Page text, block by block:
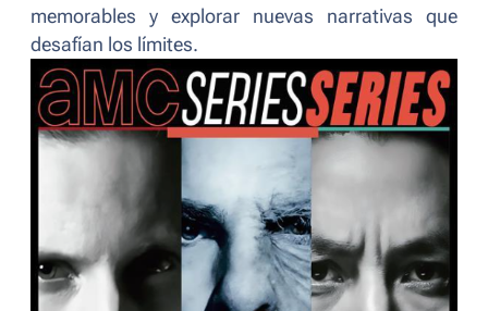
memorables y explorar nuevas narrativas que
desafían los límites.